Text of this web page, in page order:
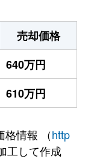
売却価格
640万円
610万円
格情報 （http
工して作成